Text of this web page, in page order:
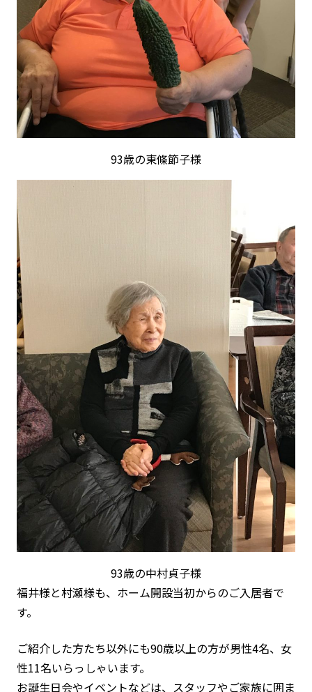
93歳の東條節子様
93歳の中村貞子様
福井様と村瀬様も、ホーム開設当初からのご入居者で
す。
ご紹介した方たち以外にも90歳以上の方が男性4名、女
性11名いらっしゃいます。
お誕生日会やイベントなどは、スタッフやご家族に囲ま